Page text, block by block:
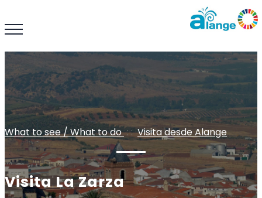
What to see / What to do: : Visita desde Alange
Visita La Zarza